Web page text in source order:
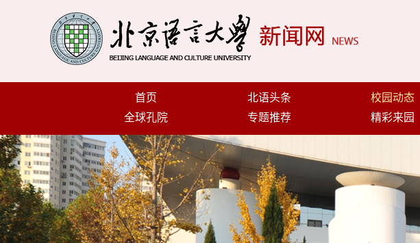
首页 北语头条 校园动态
全球孔院
专题推荐 精彩来园